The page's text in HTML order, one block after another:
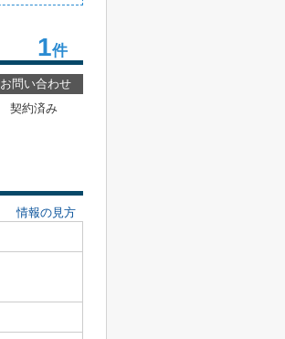
1件
お問い合わせ
契約済み
情報の見方